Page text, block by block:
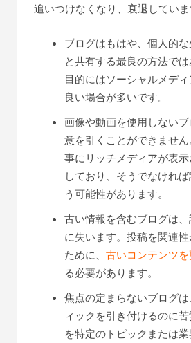
追いつけなくなり、衰退していま
ブログはもはや、個人的
と共有する最良の方法で
目的にはソーシャルメデ
良い場合が多いです。
画像や動画を使用しない
意を引くことができませ
事にリッチメディアが表
しており、そうでなけれ
う可能性があります。
古い情報を含むブログは
に失います。投稿を関連
ために、 古いコンテンツ
る必要があります。
焦点の定まらないブログ
ィックを引き付けるのに
を特定のトピックまたは業